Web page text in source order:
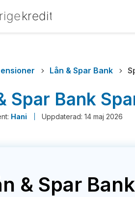
Lån & Spar Bank
Spar Bank
Hani Uppdaterad: 14 maj 2026
& Spar